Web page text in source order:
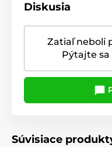
Diskusia
Zatiaľ neboli
Pýtajte sa
Súvisiace